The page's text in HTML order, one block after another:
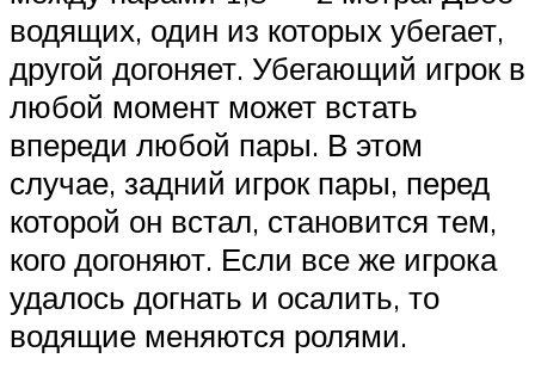
водящих, один из которых убегает,
другой догоняет. Убегающий игрок в
любой момент может встать
впереди любой пары. В этом
случае, задний игрок пары, перед
которой он встал, становится тем,
кого догоняют. Если все же игрока
удалось догнать и осалить, то
водящие меняются ролями.